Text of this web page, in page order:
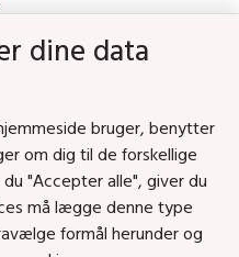
dine data
bruger, benytter
om dig til de forskellige
"Accepter alle", giver du
må lægge denne type
formål herunder og